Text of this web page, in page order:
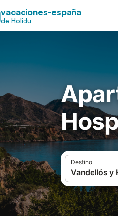
vacaciones-españa
de Holidu
Destino